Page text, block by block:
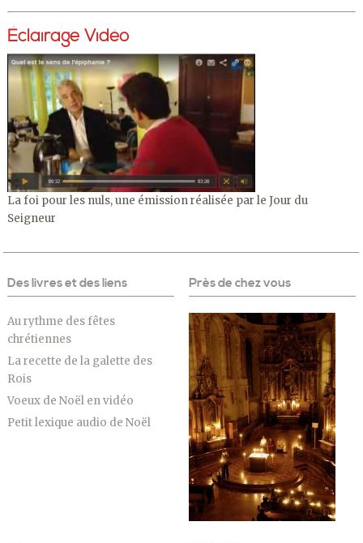
Éclairage Vidéo
La foi pour les nuls, une émission réalisée par le Jour du
Seigneur
Des livres et des liens
Au rythme des fêtes
chrétiennes
La recette de la galette des
Rois
Voeux de Noël en vidéo
Petit lexique audio de Noël
Près de chez vous